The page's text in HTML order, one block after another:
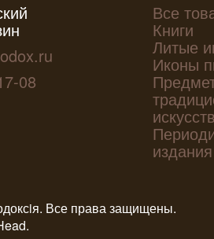
08
Все
Книги
Литые
Иконы
издания
Все права защищены.
.